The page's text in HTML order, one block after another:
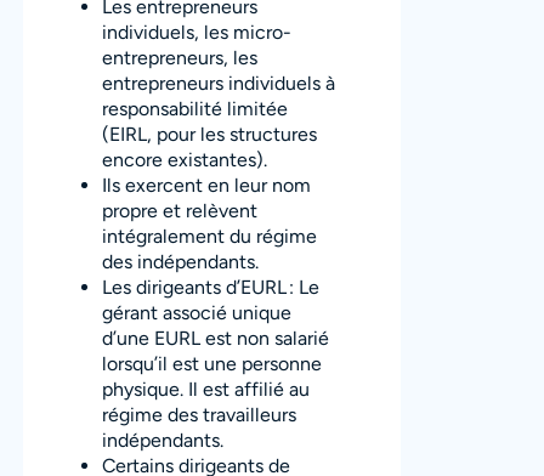
Les entrepreneurs
individuels, les micro-
entrepreneurs, les
entrepreneurs individuels à
responsabilité limitée
(EIRL, pour les structures
encore existantes).
Ils exercent en leur nom
propre et relèvent
intégralement du régime
des indépendants.
Les dirigeants d’EURL : Le
gérant associé unique
d’une EURL est non salarié
lorsqu’il est une personne
physique. Il est affilié au
régime des travailleurs
indépendants.
Certains dirigeants de